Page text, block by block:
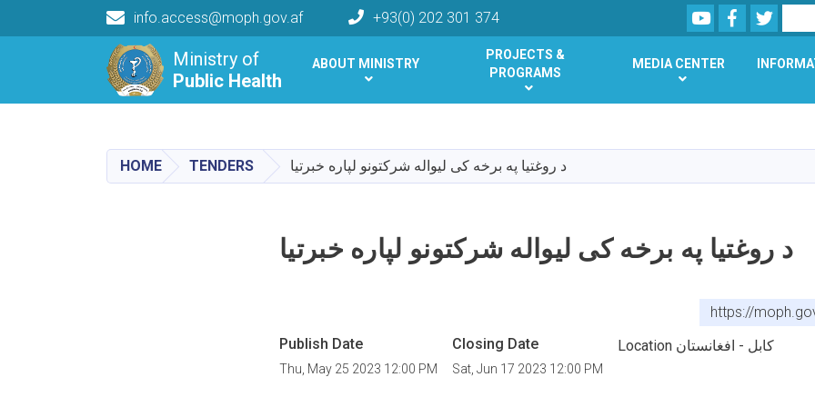
content
Ministry of
Public Health
info.access@moph.gov.af +93(0) 202 301 374 YoutubeFacebookTwitter
Search
Main navigation
Public Health
ABOUT MINISTRY
PROJECTS &
PROGRAMS
MEDIA CENTER
HOME TENDERS د روغتیا په برخه کی لیواله شرکتونو لپاره خبرتیا
د روغتیا په برخه کی لیواله شرکتونو لپاره خبرتیا
https://
Publish Date
Thu, May 25 2023 12:00 PM
Closing Date
Sat, Jun 17 2023 12:00 PM
Location کابل - افغانستان